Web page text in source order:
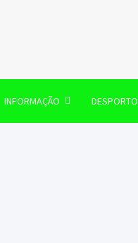
106 FM
INFORMAÇÃO DESPORTO